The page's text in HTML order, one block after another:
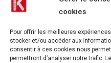
cookies
Pour offrir les meilleures
stocker et/ou accéder aux
consentir à ces cookies nous
permettront d'analyser notre trafic.